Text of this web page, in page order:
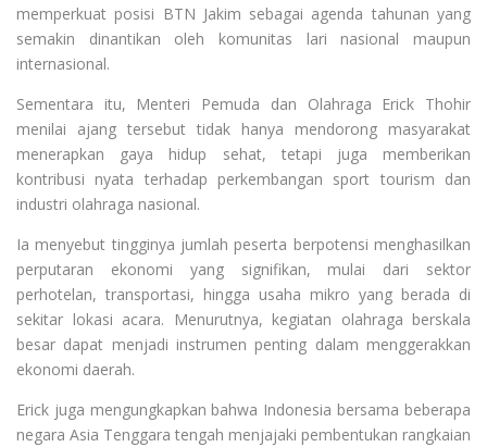
memperkuat posisi BTN Jakim sebagai agenda tahunan yang
semakin dinantikan oleh komunitas lari nasional maupun
internasional.
Sementara itu, Menteri Pemuda dan Olahraga Erick Thohir
menilai ajang tersebut tidak hanya mendorong masyarakat
menerapkan gaya hidup sehat, tetapi juga memberikan
kontribusi nyata terhadap perkembangan sport tourism dan
industri olahraga nasional.
Ia menyebut tingginya jumlah peserta berpotensi menghasilkan
perputaran ekonomi yang signifikan, mulai dari sektor
perhotelan, transportasi, hingga usaha mikro yang berada di
sekitar lokasi acara. Menurutnya, kegiatan olahraga berskala
besar dapat menjadi instrumen penting dalam menggerakkan
ekonomi daerah.
Erick juga mengungkapkan bahwa Indonesia bersama beberapa
negara Asia Tenggara tengah menjajaki pembentukan rangkaian